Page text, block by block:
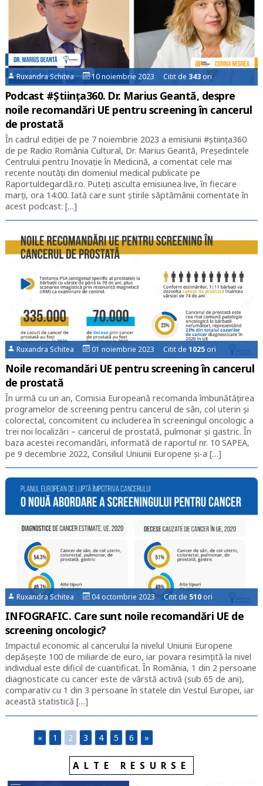
Ruxandra Schitea 10 noiembrie 2023 Citit de 343 ori
Podcast #Știința360. Dr. Marius Geantă, despre
noile recomandări UE pentru screening în cancerul
de prostată
În cadrul ediției de pe 7 noiembrie 2023 a emisiunii #știința360
de pe Radio România Cultural, Dr. Marius Geantă, Președintele
Centrului pentru Inovație în Medicină, a comentat cele mai
recente noutăți din domeniul medical publicate pe
Raportuldegardă.ro. Puteți asculta emisiunea live, în fiecare
marți, ora 14:00. Iată care sunt știrile săptămânii comentate în
acest podcast: […]
Ruxandra Schitea 01 noiembrie 2023 Citit de1025 ori
Noile recomandări UE pentru screening în cancerul
de prostată
În urmă cu un an, Comisia Europeană recomanda îmbunătățirea
programelor de screening pentru cancerul de sân, col uterin și
colorectal, concomitent cu includerea în screeningul oncologic a
trei noi localizări – cancerul de prostată, pulmonar și gastric. În
baza acestei recomandări, informată de raportul nr. 10 SAPEA,
pe 9 decembrie 2022, Consiliul Uniunii Europene și-a […]
Ruxandra Schitea 04 octombrie 2023 Citit de 510 ori
INFOGRAFIC. Care sunt noile recomandări UE de
screening oncologic?
Impactul economic al cancerului la nivelul Uniunii Europene
depășește 100 de miliarde de euro, iar povara resimțită la nivel
individual este dificil de cuantificat. În România, 1 din 2 persoane
diagnosticate cu cancer este de vârstă activă (sub 65 de ani),
comparativ cu 1 din 3 persoane în statele din Vestul Europei, iar
această statistică […]
« 1 2 3 4 5 6 »
ALTE RESURSE